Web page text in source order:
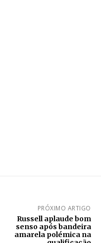
PRÓXIMO ARTIGO
Russell aplaude bom
senso após bandeira
amarela polémica na